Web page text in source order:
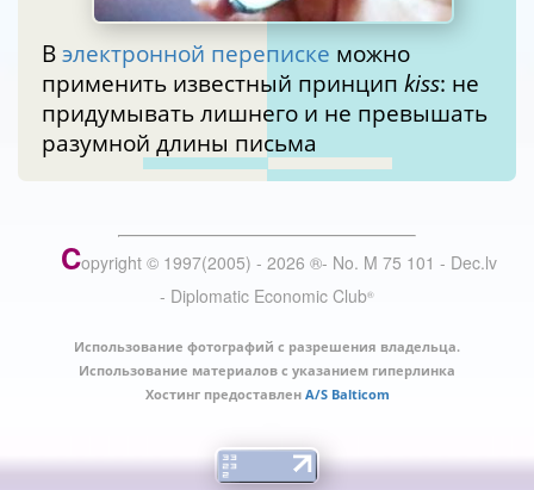
В электронной переписке можно
применить известный принцип kiss: не
придумывать лишнего и не превышать
разумной длины письма
Copyright © 1997(2005) - 2026 ®- No. M 75 101 - Dec.lv
- Diplomatic Economic Club®
Использование фотографий с разрешения владельца.
Использование материалов с указанием гиперлинка
Хостинг предоставлен A/S Balticom